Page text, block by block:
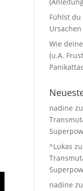
Fühlst
Ursachen
Wie
(u.A.
nadine
^Lukas
nadine